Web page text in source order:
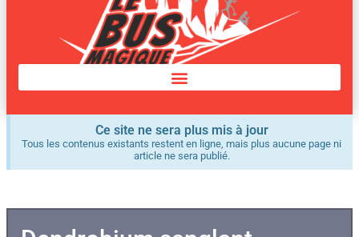
Ce site ne sera plus mis à jour
Tous les contenus existants restent en ligne, mais plus aucune page ni
article ne sera publié.